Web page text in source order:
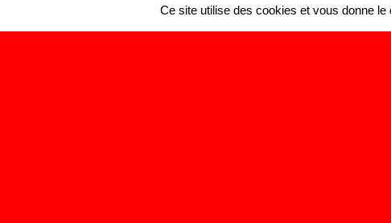
Ce site utilise des cookies et vous donne